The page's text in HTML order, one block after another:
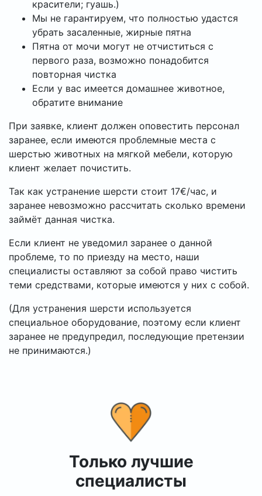
красители; гуашь.)
Мы не гарантируем, что полностью удастся
убрать засаленные, жирные пятна
Пятна от мочи могут не отчиститься с
первого раза, возможно понадобится
повторная чистка
Если у вас имеется домашнее животное,
обратите внимание
При заявке, клиент должен оповестить персонал
заранее, если имеются проблемные места с
шерстью животных на мягкой мебели, которую
клиент желает почистить.
Так как устранение шерсти стоит 17€/час, и
заранее невозможно рассчитать сколько времени
займёт данная чистка.
Если клиент не уведомил заранее о данной
проблеме, то по приезду на место, наши
специалисты оставляют за собой право чистить
теми средствами, которые имеются у них с собой.
(Для устранения шерсти используется
специальное оборудование, поэтому если клиент
заранее не предупредил, последующие претензии
не принимаются.)
Только лучшие
специалисты